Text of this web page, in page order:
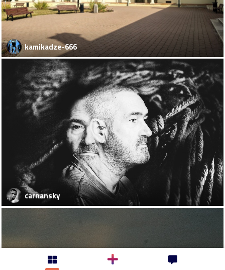
kamikadze-666
carnansky